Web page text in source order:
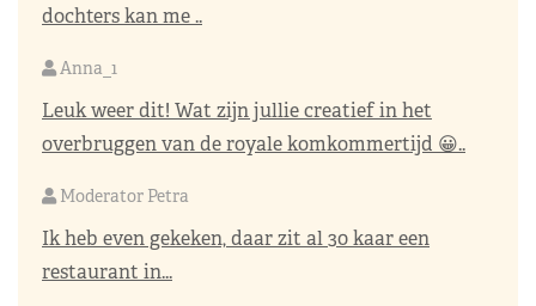
dochters kan me ..
Anna_1
Leuk weer dit! Wat zijn jullie creatief in het
overbruggen van de royale komkommertijd 😀..
Moderator Petra
Ik heb even gekeken, daar zit al 30 kaar een
restaurant in...